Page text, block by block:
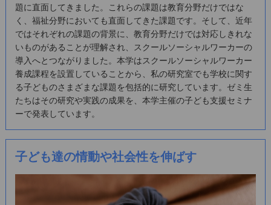
題に直面してきました。これらの課題は教育分野だけではな
く、福祉分野においても直面してきた課題です。そして、近年
ではそれぞれの課題の背景に、教育分野だけでは対応しきれな
いものがあることが理解され、スクールソーシャルワーカーの
導入へとつながりました。本学はスクールソーシャルワーカー
養成課程を設置していることから、私の研究室でも学校に関す
る子どものさまざまな課題を包括的に研究しています。ゼミ生
たちはその研究や実践の成果を、本学主催の子ども支援セミナ
ーで発表しています。
子ども達の情動や社会性を伸ばす